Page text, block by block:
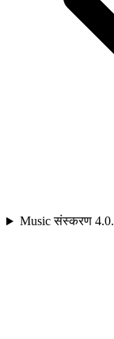
Music संस्करण